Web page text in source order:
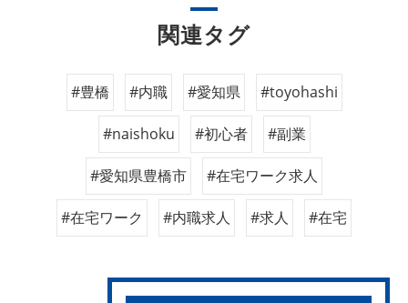
関連タグ
#豊橋 #内職 #愛知県 #toyohashi
#naishoku #初心者 #副業
#愛知県豊橋市 #在宅ワーク求人
#在宅ワーク #内職求人 #求人 #在宅